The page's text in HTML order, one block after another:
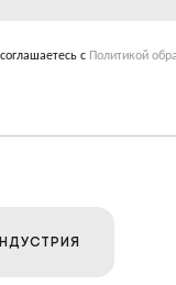
с Политикой